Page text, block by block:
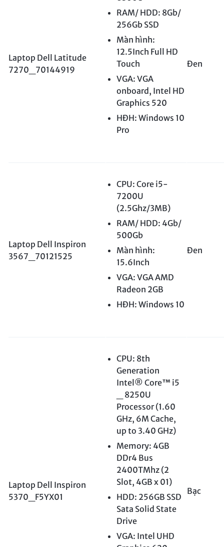
Laptop Dell Latitude
7270_70144919
RAM/ HDD: 8Gb/
256Gb SSD
Màn hình:
12.5Inch Full HD
Touch
VGA: VGA
onboard, Intel HD
Graphics 520
HĐH: Windows 10
Pro
Đen
Laptop Dell Inspiron
3567_70121525
CPU: Core i5-
7200U
(2.5Ghz/3MB)
RAM/ HDD: 4Gb/
500Gb
Màn hình:
15.6Inch
VGA: VGA AMD
Radeon 2GB
HĐH: Windows 10
Đen
Laptop Dell Inspiron
5370_F5YX01
CPU: 8th
Generation
Intel® Core™ i5
_ 8250U
Processor (1.60
GHz, 6M Cache,
up to 3.40 GHz)
Memory: 4GB
DDr4 Bus
2400TMhz (2
Slot, 4GB x 01)
HDD: 256GB SSD
Sata Solid State
Drive
VGA: Intel UHD
Bạc